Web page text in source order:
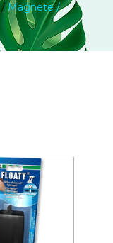
Magnete /